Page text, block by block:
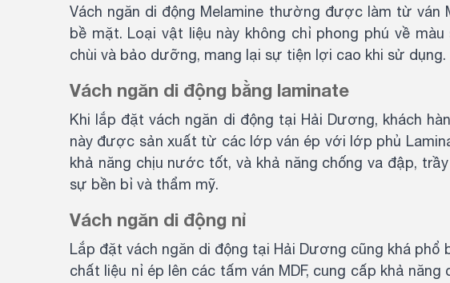
Vách ngăn di động Melamine thường được làm từ ván
bề mặt. Loại vật liệu này không chỉ phong phú về
chùi và bảo dưỡng, mang lại sự tiện lợi cao khi sử dụng.
Vách ngăn di động bằng laminate
Khi lắp đặt vách ngăn di động tại Hải Dương, khách
này được sản xuất từ các lớp ván ép với lớp phủ
khả năng chịu nước tốt, và khả năng chống va đập,
sự bền bỉ và thẩm mỹ.
Vách ngăn di động nỉ
Lắp đặt vách ngăn di động tại Hải Dương cũng khá
chất liệu nỉ ép lên các tấm ván MDF, cung cấp khả